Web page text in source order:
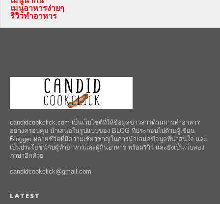
เมนูอาหารง่ายๆ
รีวิวทำอาหาร
candidcookclick.com เป็นเว็บไซต์ที่ให้ข้อมูลข่าวสารด้านการทำอาหาร
อย่างครอบคุม นำเสนอในรูปแบบของ BLOG ที่ประกอบไปด้วยผู้เขียน
Blogger หลายชีวิตที่มีความเชี่ยวชาญในการนำเสนอข้อมูลที่น่าสนใจ และ
เป็นประโยชน์กับผู้ทำอาหารและผู้กินอาหาร พร้อมรีวิว และยังเป็นเว็บสอง
ภาษาอีกด้วย
candidcookclick@gmail.com
LATEST